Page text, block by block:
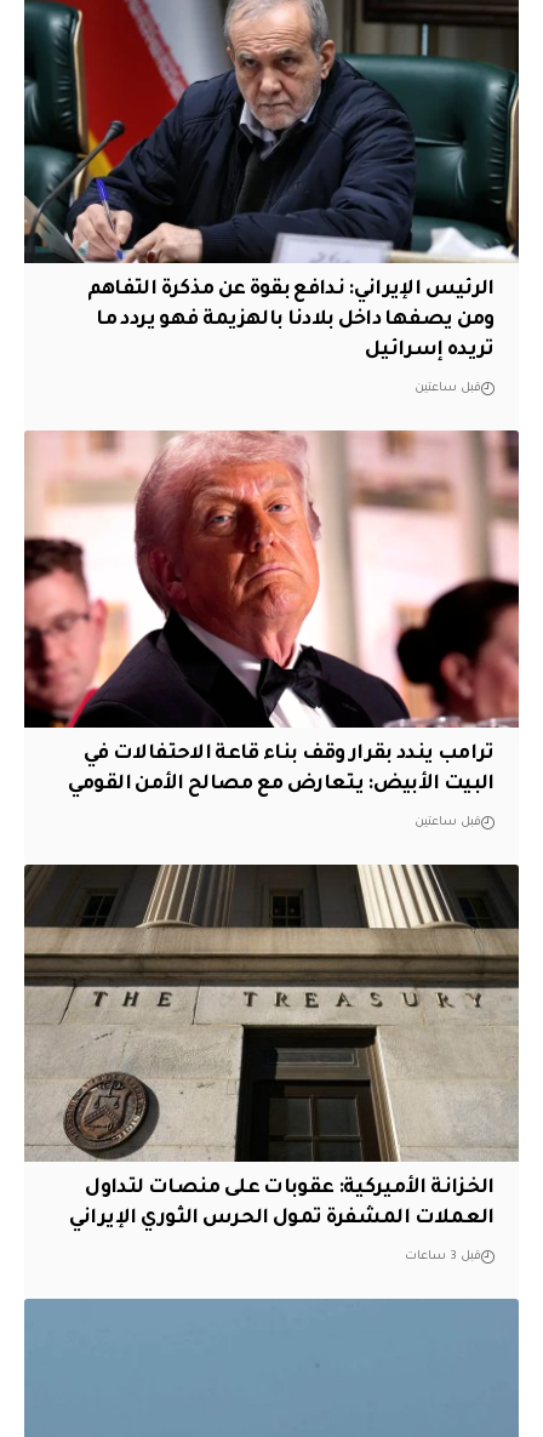
الرئيس الإيراني: ندافع بقوة عن مذكرة التفاهم
ومن يصفها داخل بلادنا بالهزيمة فهو يردد ما
تريده إسرائيل
قبل ساعتين
ترامب يندد بقرار وقف بناء قاعة الاحتفالات في
البيت الأبيض: يتعارض مع مصالح الأمن القومي
قبل ساعتين
الخزانة الأميركية: عقوبات على منصات لتداول
العملات المشفرة تمول الحرس الثوري الإيراني
قبل 3 ساعات